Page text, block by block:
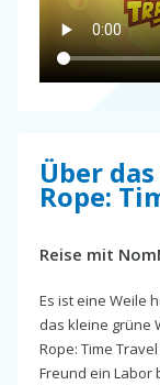
Über
Rope:
Reise mit
Es ist eine Weile
das kleine grüne
Rope: Time
Freund ein Labor